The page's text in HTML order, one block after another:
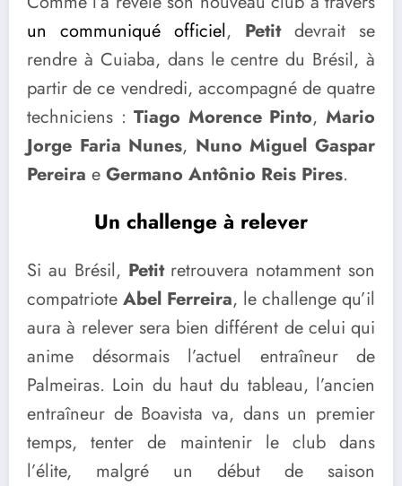
un communiqué officiel, Petitdevrait se
rendre à Cuiaba, dans le centre du Brésil, à
partir de ce vendredi, accompagné de quatre
techniciens :Tiago Morence Pinto,Mario
Jorge Faria Nunes, Nuno Miguel Gaspar
Pereira e Germano Antônio Reis Pires.
Un challenge à relever
Si au Brésil, Petitretrouvera notamment son
compatriote Abel Ferreira, le challenge qu’il
aura à relever sera bien différent de celui qui
anime désormais l’actuel entraîneur de
Palmeiras. Loin du haut du tableau, l’ancien
entraîneur de Boavista va, dans un premier
temps, tenter de maintenir le club dans
l’élite, malgré un début de saison